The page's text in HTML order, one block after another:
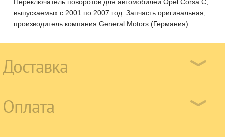
Переключатель поворотов для автомобилей Opel Corsa C,
выпускаемых с 2001 по 2007 год. Запчасть оригинальная,
производитель компания General Motors (Германия).
Доставка
Оплата